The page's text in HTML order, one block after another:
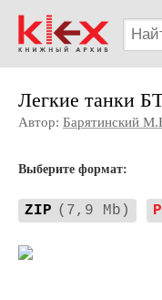
Легкие танки
Автор: Барятинский
Выберите формат:
ZIP (7,9 Mb) P